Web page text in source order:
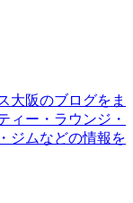
大阪のブログをま
ィー・ラウンジ・
ジムなどの情報を